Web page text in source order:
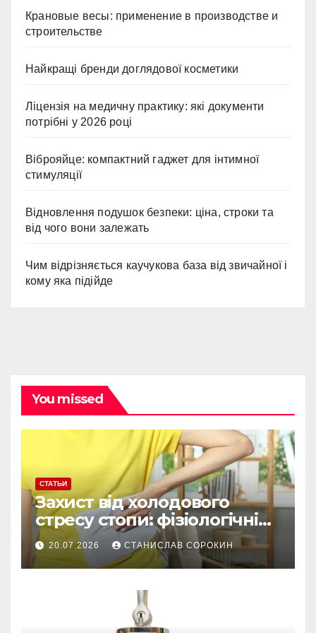
Крановые весы: применение в производстве и
строительстве
Найкращі бренди доглядової косметики
Ліцензія на медичну практику: які документи
потрібні у 2026 році
Віброяйце: компактний гаджет для інтимної
стимуляції
Відновлення подушок безпеки: ціна, строки та
від чого вони залежать
Чим відрізняється каучукова база від звичайної і
кому яка підійде
You missed
СТАТЬИ
Захист від холодового
стресу стопи: фізіологічні
причини, чому звичайні
шкарпетки не рятують без
хімічних устілок
20.07.2026 СТАНИСЛАВ СОРОКИН